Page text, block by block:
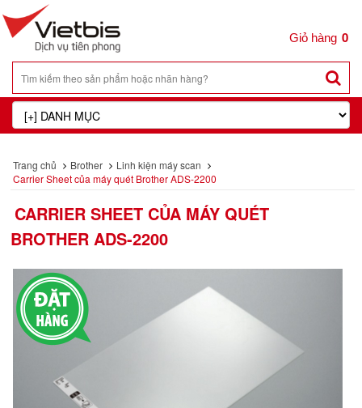
0
Trang chủ Brother
Linh kiện máy scan
Carrier Sheet của máy quét Brother ADS-2200
CARRIER SHEET CỦA MÁY QUÉT
BROTHER ADS-2200